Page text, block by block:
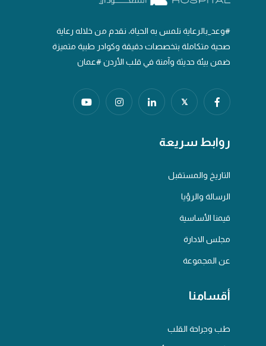
#وعد_بالرعاية نلمس به الحياة، نقدم من خلاله رعاية
صحية متكاملة بتخصصات دقيقة وكوادر طبية متميزة
ضمن بيئة حديثة وآمنة في قلب الأردن #عمان
𝕏
روابط سريعة
التاريخ والمستقبل
الرسالة والرؤيا
قيمنا الأساسية
مجلس الادارة
عن المجموعة
أقسامنا
طب وجراحة القلب